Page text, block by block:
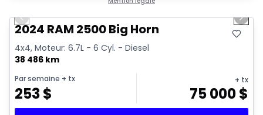
Previous slide Next
2024 RAM 2500 Big Horn
4x4, Moteur: 6.7L - 6 Cyl. - Diesel
38 486 km
Par semaine + tx
253$
+ tx
75 000$